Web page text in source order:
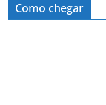
Como chegar